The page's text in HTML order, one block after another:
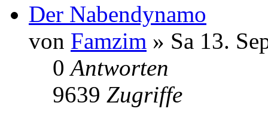
Der Nabendynamo
von Famzim » Sa 13.
0Antworten
9639 Zugriffe